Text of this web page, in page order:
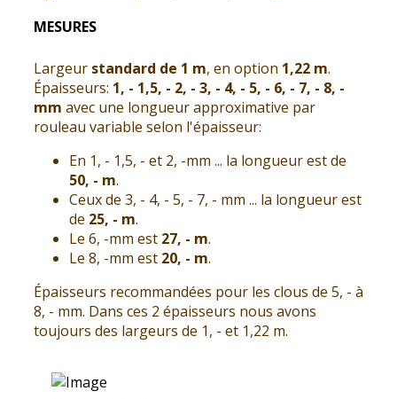
MESURES
Largeur standard de 1 m, en option 1,22 m.
Épaisseurs: 1, - 1,5, - 2, - 3, - 4, - 5, - 6, - 7, - 8, -
mm avec une longueur approximative par
rouleau variable selon l'épaisseur:
En 1, - 1,5, - et 2, -mm ... la longueur est de
50, - m.
Ceux de 3, - 4, - 5, - 7, - mm ... la longueur est
de 25, - m.
Le 6, -mm est 27, - m.
Le 8, -mm est 20, - m.
Épaisseurs recommandées pour les clous de 5, - à
8, - mm. Dans ces 2 épaisseurs nous avons
toujours des largeurs de 1, - et 1,22 m.